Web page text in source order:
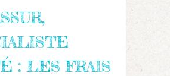
: LES FRAIS